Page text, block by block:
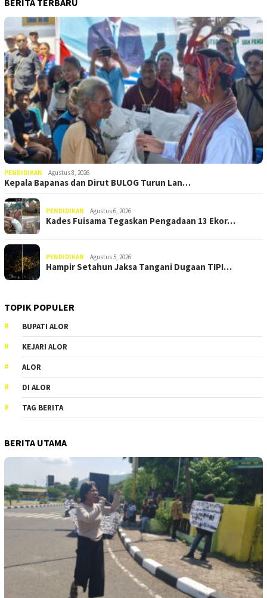
BERITA TERBARU
PENDIDIKAN Agustus 8, 2026
Kepala Bapanas dan Dirut BULOG Turun Lan…
PENDIDIKAN Agustus 6, 2026
Kades Fuisama Tegaskan Pengadaan 13 Ekor…
PENDIDIKAN Agustus 5, 2026
Hampir Setahun Jaksa Tangani Dugaan TIPI…
TOPIK POPULER
BUPATI ALOR
KEJARI ALOR
ALOR
DI ALOR
TAG BERITA
BERITA UTAMA